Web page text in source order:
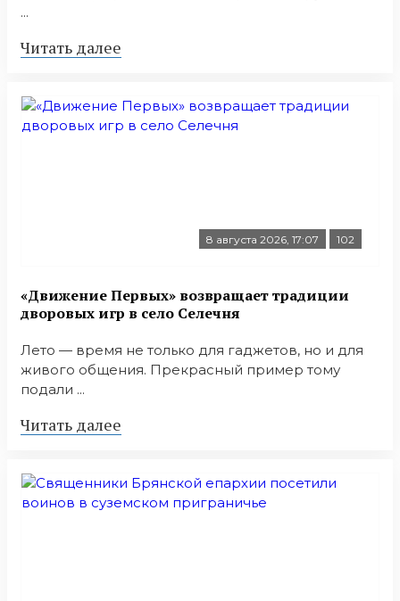
...
Читать далее
8 августа 2026, 17:07 102
«Движение Первых» возвращает традиции
дворовых игр в село Селечня
Лето — время не только для гаджетов, но и для
живого общения. Прекрасный пример тому
подали ...
Читать далее